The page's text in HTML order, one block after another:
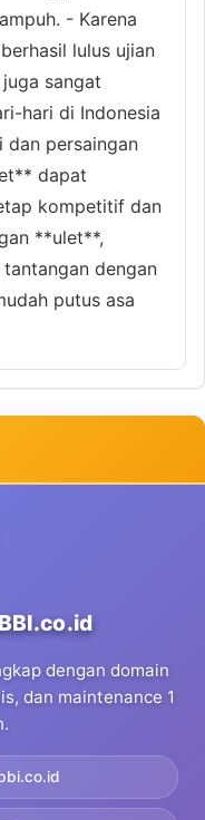
- Karena
lulus ujian
sangat
hari di Indonesia
dan persaingan
dapat
kompetitif dan
**ulet**,
dengan
putus asa
dengan domain
dan maintenance 1